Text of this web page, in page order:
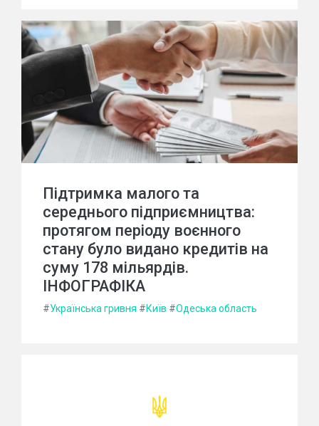
Підтримка малого та
середнього підприємництва:
протягом періоду воєнного
стану було видано кредитів на
суму 178 мільярдів.
ІНФОГРАФІКА
#Українська гривня #Київ #Одеська область